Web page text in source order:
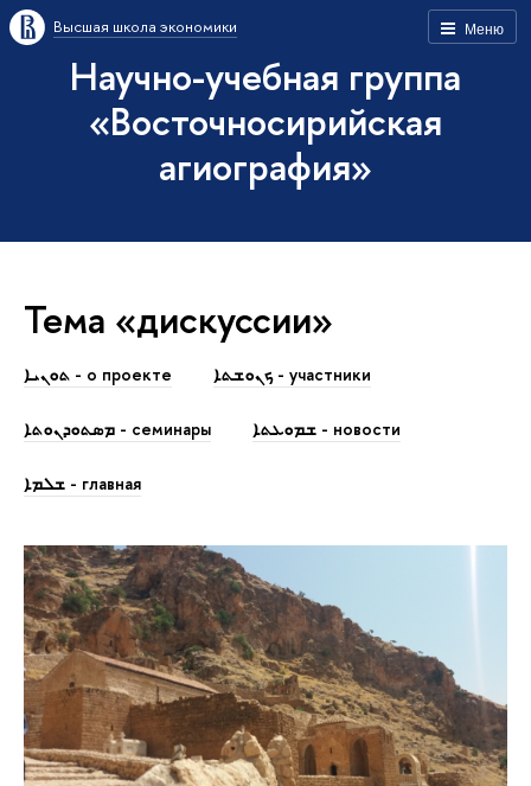
Меню
Высшая школа экономики
Научно-учебная группа
«Восточносирийская
агиография»
Тема «дискуссии»
ܬܘܢܝܐ - о проекте ܟܢܘܫܬܐ - участники
ܡܣܬܘܕܢܘܬܐ - семинары ܫܡܘܥܬܐ - новости
ܫܠܡܐ - главная